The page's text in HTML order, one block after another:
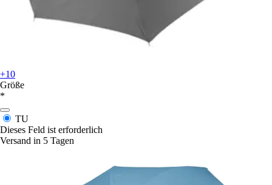
+10
Größe
*
TU
Dieses Feld ist erforderlich
Versand in 5 Tagen